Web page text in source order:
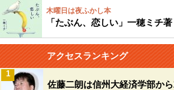
木曜日は夜ふかし本
「たぶん、恋しい」一穂ミチ著
アクセスランキング
佐藤二朗は信州大経済学部か
1